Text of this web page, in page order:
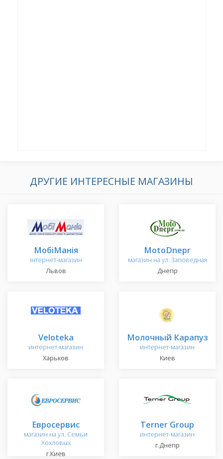
ДРУГИЕ ИНТЕРЕСНЫЕ МАГАЗИНЫ
МобіМанія
інтернет-магазин
Львов
MotoDnepr
магазин на ул. Заповедная
Днепр
Veloteka
интернет-магазин
Харьков
Молочный Карапуз
интернет-магазин
Киев
Евросервис
магазин на ул. Семьи
Хохловых
г.Киев
Terner Group
интернет-магазин
г.Днепр